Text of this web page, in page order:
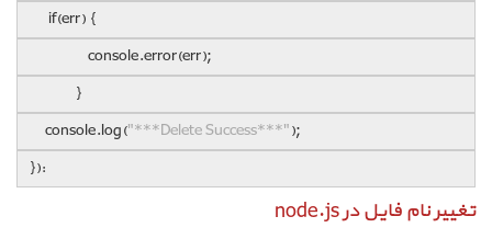
if(err) {
console.error(err);
}
console.log("***Delete Success***");
}):
تغییر نام فایل در node.js